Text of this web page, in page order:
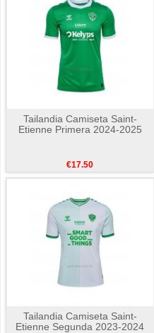
Tailandia Camiseta Saint-
Etienne Primera 2024-2025
€17.50
Tailandia Camiseta Saint-
Etienne Segunda 2023-2024